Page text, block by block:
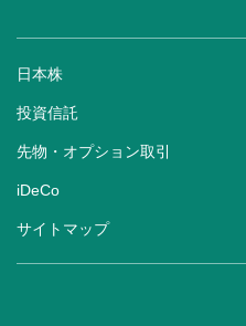
日本株
投資信託
先物・オプション取引
iDeCo
サイトマップ